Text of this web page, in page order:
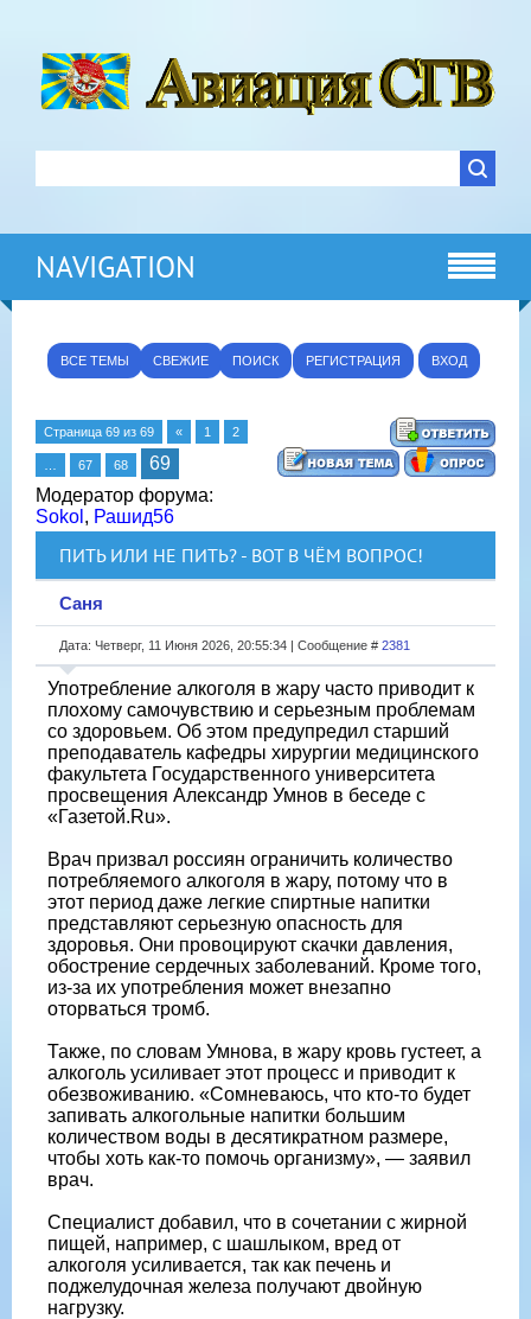
NAVIGATION
ВСЕ ТЕМЫ СВЕЖИЕ ПОИСК РЕГИСТРАЦИЯ ВХОД
Страница 69 из 69 « 1 2
67 68
69
Модератор форума:
Sokol , Рашид56
ПИТЬ ИЛИ НЕ ПИТЬ? - ВОТ В ЧЁМ ВОПРОС!
Саня
Дата: Четверг, 11 Июня 2026, 20:55:34 | Сообщение # 2381
Употребление алкоголя в жару часто приводит к
плохому самочувствию и серьезным проблемам
со здоровьем. Об этом предупредил старший
преподаватель кафедры хирургии медицинского
факультета Государственного университета
просвещения Александр Умнов в беседе с
«Газетой.Ru».
Врач призвал россиян ограничить количество
потребляемого алкоголя в жару, потому что в
этот период даже легкие спиртные напитки
представляют серьезную опасность для
здоровья. Они провоцируют скачки давления,
обострение сердечных заболеваний. Кроме того,
из-за их употребления может внезапно
оторваться тромб.
Также, по словам Умнова, в жару кровь густеет, а
алкоголь усиливает этот процесс и приводит к
обезвоживанию. «Сомневаюсь, что кто-то будет
запивать алкогольные напитки большим
количеством воды в десятикратном размере,
чтобы хоть как-то помочь организму», — заявил
врач.
Специалист добавил, что в сочетании с жирной
пищей, например, с шашлыком, вред от
алкоголя усиливается, так как печень и
поджелудочная железа получают двойную
нагрузку.